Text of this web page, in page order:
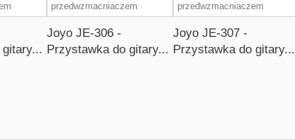
Joyo JE-306 -
Przystawka do gitary...
Joyo JE-307 -
Przystawka do gitary...